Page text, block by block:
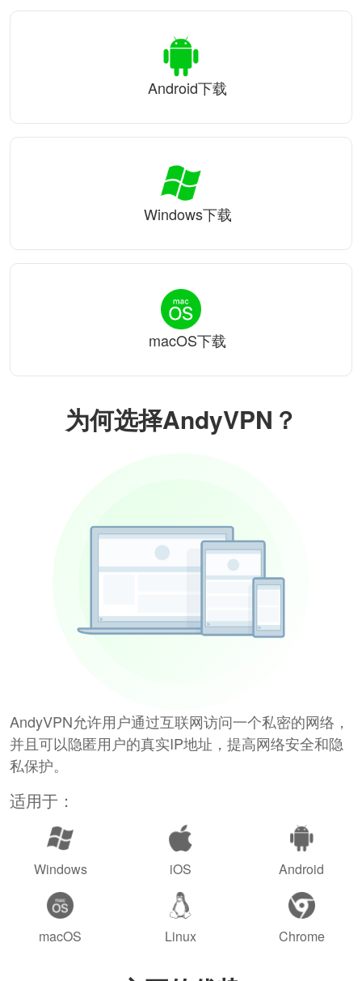
为何选择AndyVPN？
AndyVPN允许用户通过互联网访问一个私密的网络，
并且可以隐匿用户的真实IP地址，提高网络安全和隐
私保护。
适用于：
Windows iOS Android
macOS Linux Chrome
Android下载
Windows下载
macOS下载